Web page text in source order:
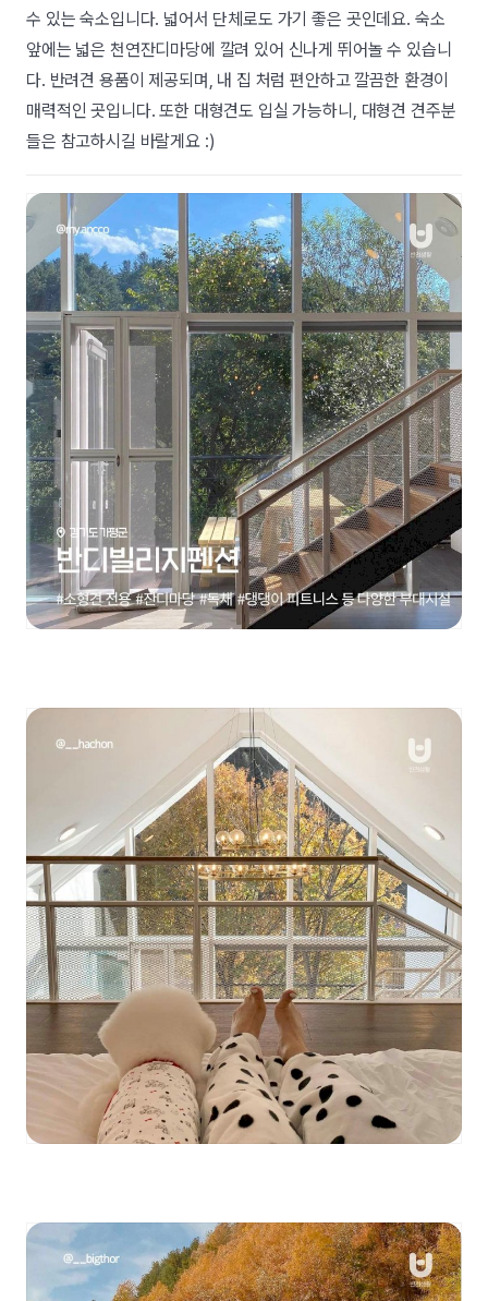
수 있는 숙소입니다. 넓어서 단체로도 가기 좋은 곳인데요. 숙소
앞에는 넓은 천연잔디마당에 깔려 있어 신나게 뛰어놀 수 있습니
다. 반려견 용품이 제공되며, 내 집 처럼 편안하고 깔끔한 환경이
매력적인 곳입니다. 또한 대형견도 입실 가능하니, 대형견 견주분
들은 참고하시길 바랄게요 :)